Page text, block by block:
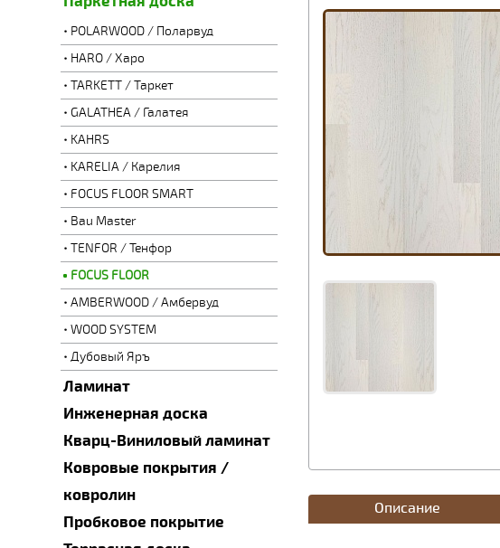
POLARWOOD / Поларвуд
HARO / Харо
TARKETT / Таркет
GALATHEA / Галатея
KAHRS
KARELIA / Карелия
FOCUS FLOOR SMART
Bau Master
TENFOR / Тенфор
FOCUS FLOOR
AMBERWOOD / Амбервуд
WOOD SYSTEM
Дубовый Яръ
Ламинат
Инженерная доска
Кварц-Виниловый ламинат
Ковровые покрытия /
ковролин
Пробковое покрытие
Описание